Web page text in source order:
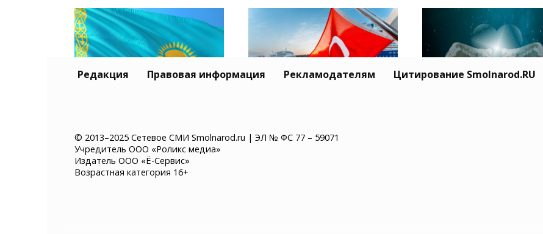
Казахстан хочет ввести
платное разрешение на
въезд для иностранцев
и Киев обеспечить
Редакция Правовая информация Рекламодателям Цитирование Smolnarod.RU
© 2013–2025 Сетевое СМИ Smolnarod.ru | ЭЛ № ФС 77 – 59071
Учредитель ООО «Роликс медиа»
Издатель ООО «Ё-Сервис»
Возрастная категория 16+